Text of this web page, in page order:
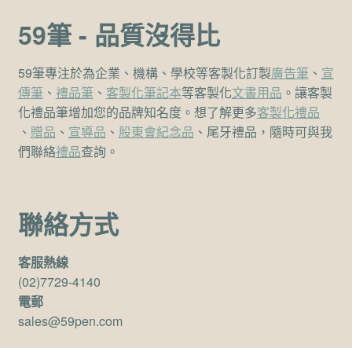
59筆 - 品質沒得比
59筆專注於為企業、機構、學校等客製化訂製廣告筆、 宣
傳筆、 禮品筆、 客製化筆記本等客製化文書用品 。讓客製
化禮品筆增加您的品牌知名度。想了解更多客製化禮品
、 贈品 、 宣導品 、 股東會紀念品 、尾牙禮品，隨時可與我
們聯絡禮品查詢。
聯絡方式
客服熱線
(02)7729-4140
電郵
sales@59pen.com